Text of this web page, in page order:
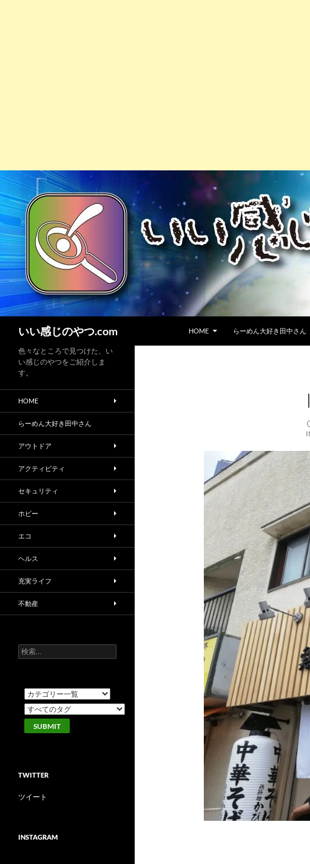
いい感じのやつ.com
HOME
らーめん大好き田中さん
色々なところで見つけた、い
い感じのやつをご紹介しま
す。
HOME
らーめん大好き田中さん
アウトドア
アクティビティ
セキュリティ
ホビー
エコ
ヘルス
充実ライフ
不動産
検
索:
TWITTER
ツイート
INSTAGRAM